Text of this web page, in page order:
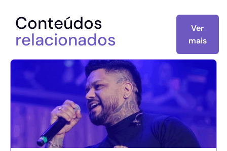
Conteúdos
relacionados
Ver
mais